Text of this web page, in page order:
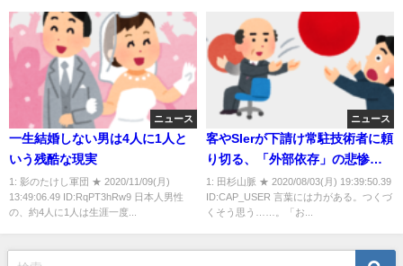
ニュース
一生結婚しない男は4人に1人と
いう残酷な現実
1: 影のたけし軍団 ★ 2020/11/09(月)
13:49:06.49 ID:RqPT3hRw9 日本人男性
の、約4人に1人は生涯一度...
ニュース
客やSIerが下請け常駐技術者に頼
り切る、「外部依存」の悲惨な
末路
1: 田杉山脈 ★ 2020/08/03(月) 19:39:50.39
ID:CAP_USER 言葉には力がある。つくづ
くそう思う……。「お...